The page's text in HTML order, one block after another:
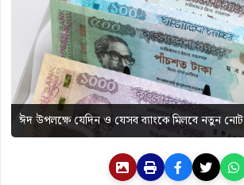
ঈদ উপলক্ষে যেদিন ও যেসব ব্যাংকে মিলবে নতুন নোট